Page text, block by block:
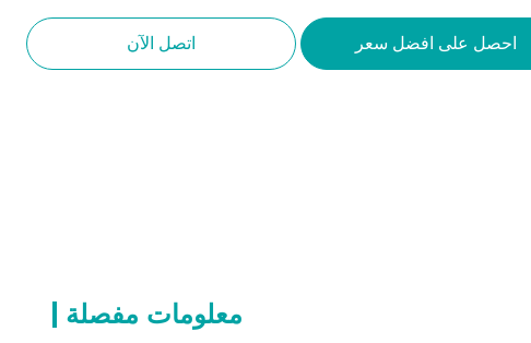
احصل على افضل سعر اتصل الآن
معلومات مفصلة